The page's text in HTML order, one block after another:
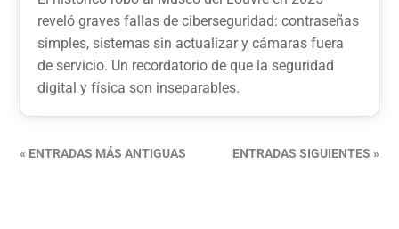
reveló graves fallas de ciberseguridad: contraseñas
simples, sistemas sin actualizar y cámaras fuera
de servicio. Un recordatorio de que la seguridad
digital y física son inseparables.
« ENTRADAS MÁS ANTIGUAS ENTRADAS SIGUIENTES »